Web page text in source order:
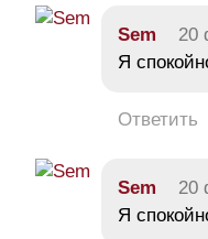
Sem 20
Я
Ответить
Sem 20
Я